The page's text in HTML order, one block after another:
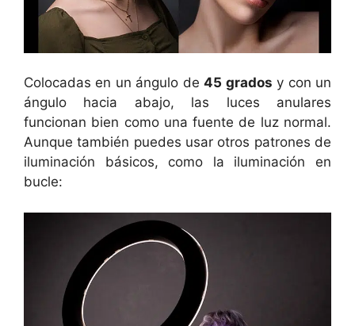
Colocadas en un ángulo de45 grados y con un
ángulo hacia abajo, las luces anulares
funcionan bien como una fuente de luz normal.
Aunque también puedes usar otros patrones de
iluminación básicos, como la iluminación en
bucle: